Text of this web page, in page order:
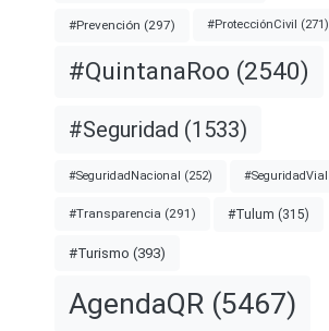
#Prevención (297) #ProtecciónCivil (271)
#QuintanaRoo (2540)
#Seguridad (1533)
#SeguridadNacional (252) #SeguridadVial
#Transparencia (291) #Tulum (315)
#Turismo (393)
AgendaQR (5467)